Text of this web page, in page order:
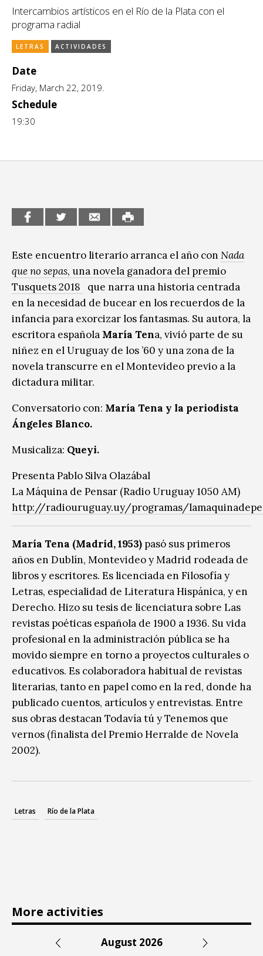
CCE en el interior/libros
Espacio itinerante de lectura infantil
Exposiciones
Formación
Género y Diversidad
Infantil y Juvenil
Letras
Intercambios artísticos en el Río de la Plata con el
programa radial
LETRAS ACTIVIDADES
Date
Friday, March 22, 2019.
Schedule
19:30
Este encuentro literario arranca el año con Nada
que no sepas, una novela ganadora del premio
Tusquets 2018
que narra una historia centrada
en la necesidad de bucear en los recuerdos de la
infancia para exorcizar los fantasmas. Su autora, la
escritora española María Tena, vivió parte de su
niñez en el Uruguay de los ’60 y una zona de la
novela transcurre en el Montevideo previo a la
dictadura militar.
Conversatorio con: María Tena y la periodista
Ángeles Blanco.
Musicaliza: Queyi.
Presenta Pablo Silva Olazábal
La Máquina de Pensar (Radio Uruguay 1050 AM)
http://radiouruguay.uy/programas/
María Tena (Madrid, 1953) pasó sus primeros
años en Dublín, Montevideo y Madrid rodeada de
libros y escritores. Es licenciada en Filosofía y
Letras, especialidad de Literatura Hispánica, y en
Derecho. Hizo su tesis de licenciatura sobre Las
revistas poéticas española de 1900 a 1936. Su vida
profesional en la administración pública se ha
movido siempre en torno a proyectos culturales o
educativos. Es colaboradora habitual de revistas
literarias, tanto en papel como en la red, donde ha
publicado cuentos, artículos y entrevistas. Entre
sus obras destacan Todavía tú y Tenemos que
vernos (finalista del Premio Herralde de Novela
2002).
Letras Río de la Plata
More activities
August 2026